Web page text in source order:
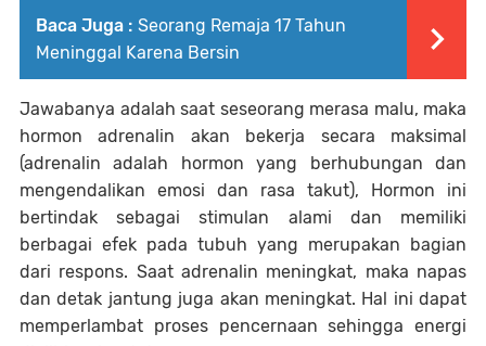
Baca Juga : Seorang Remaja 17 Tahun
Meninggal Karena Bersin
Jawabanya adalah saat seseorang merasa malu, maka
hormon adrenalin akan bekerja secara maksimal
(adrenalin adalah hormon yang berhubungan dan
mengendalikan emosi dan rasa takut), Hormon ini
bertindak sebagai stimulan alami dan memiliki
berbagai efek pada tubuh yang merupakan bagian
dari respons. Saat adrenalin meningkat, maka napas
dan detak jantung juga akan meningkat. Hal ini dapat
memperlambat proses pencernaan sehingga energi